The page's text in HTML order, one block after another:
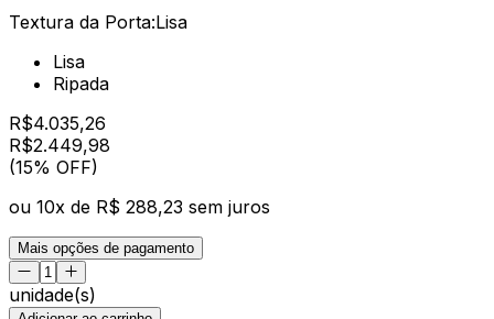
Textura da Porta:Lisa
Lisa
Ripada
R$4.035,26
R$2.449,98
(15% OFF)
ou 10x de R$ 288,23 sem juros
Mais opções de pagamento
unidade(s)